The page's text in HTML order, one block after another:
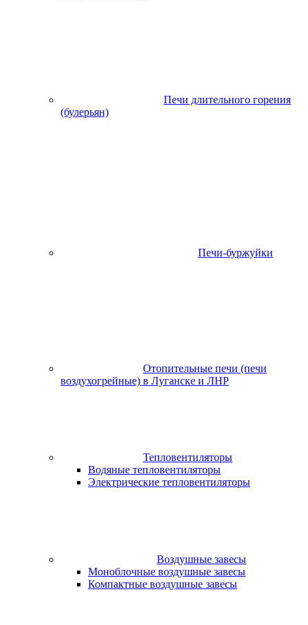
Печи длительного горения
(булерьян)
Печи-буржуйки
Отопительные печи (печи
воздухогрейные) в Луганске и ЛНР
Тепловентиляторы
Водяные тепловентиляторы
Электрические тепловентиляторы
Воздушные завесы
Моноблочные воздушные завесы
Компактные воздушные завесы